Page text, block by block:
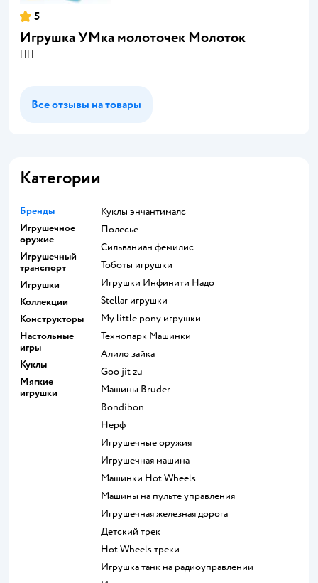
5
Игрушка УМка молоточек Молоток
👍🏻
Все отзывы на товары
Категории
Бренды
Игрушечное
оружие
Игрушечный
транспорт
Игрушки
Коллекции
Конструкторы
Настольные
игры
Куклы
Мягкие
игрушки
Куклы энчантималс
Полесье
Сильваниан фемилис
Тоботы игрушки
Игрушки Инфинити Надо
Stellar игрушки
my little pony игрушки
Технопарк Машинки
Алило зайка
Goo jit zu
Машины Bruder
Bondibon
Нерф
Игрушечные оружия
Игрушечная машина
Машинки Hot Wheels
Машины на пульте управления
Игрушечная железная дорога
Детский трек
Hot Wheels треки
Игрушка танк на радиоуправлении